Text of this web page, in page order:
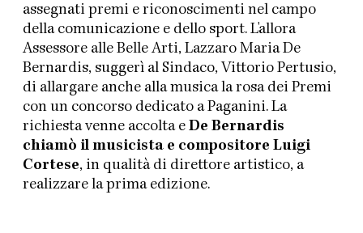
assegnati premi e riconoscimenti nel campo
della comunicazione e dello sport. L'allora
Assessore alle Belle Arti, Lazzaro Maria De
Bernardis, suggerì al Sindaco, Vittorio Pertusio,
di allargare anche alla musica la rosa dei Premi
con un concorso dedicato a Paganini. La
richiesta venne accolta e De Bernardis
chiamò il musicista e compositore Luigi
Cortese, in qualità di direttore artistico, a
realizzare la prima edizione.